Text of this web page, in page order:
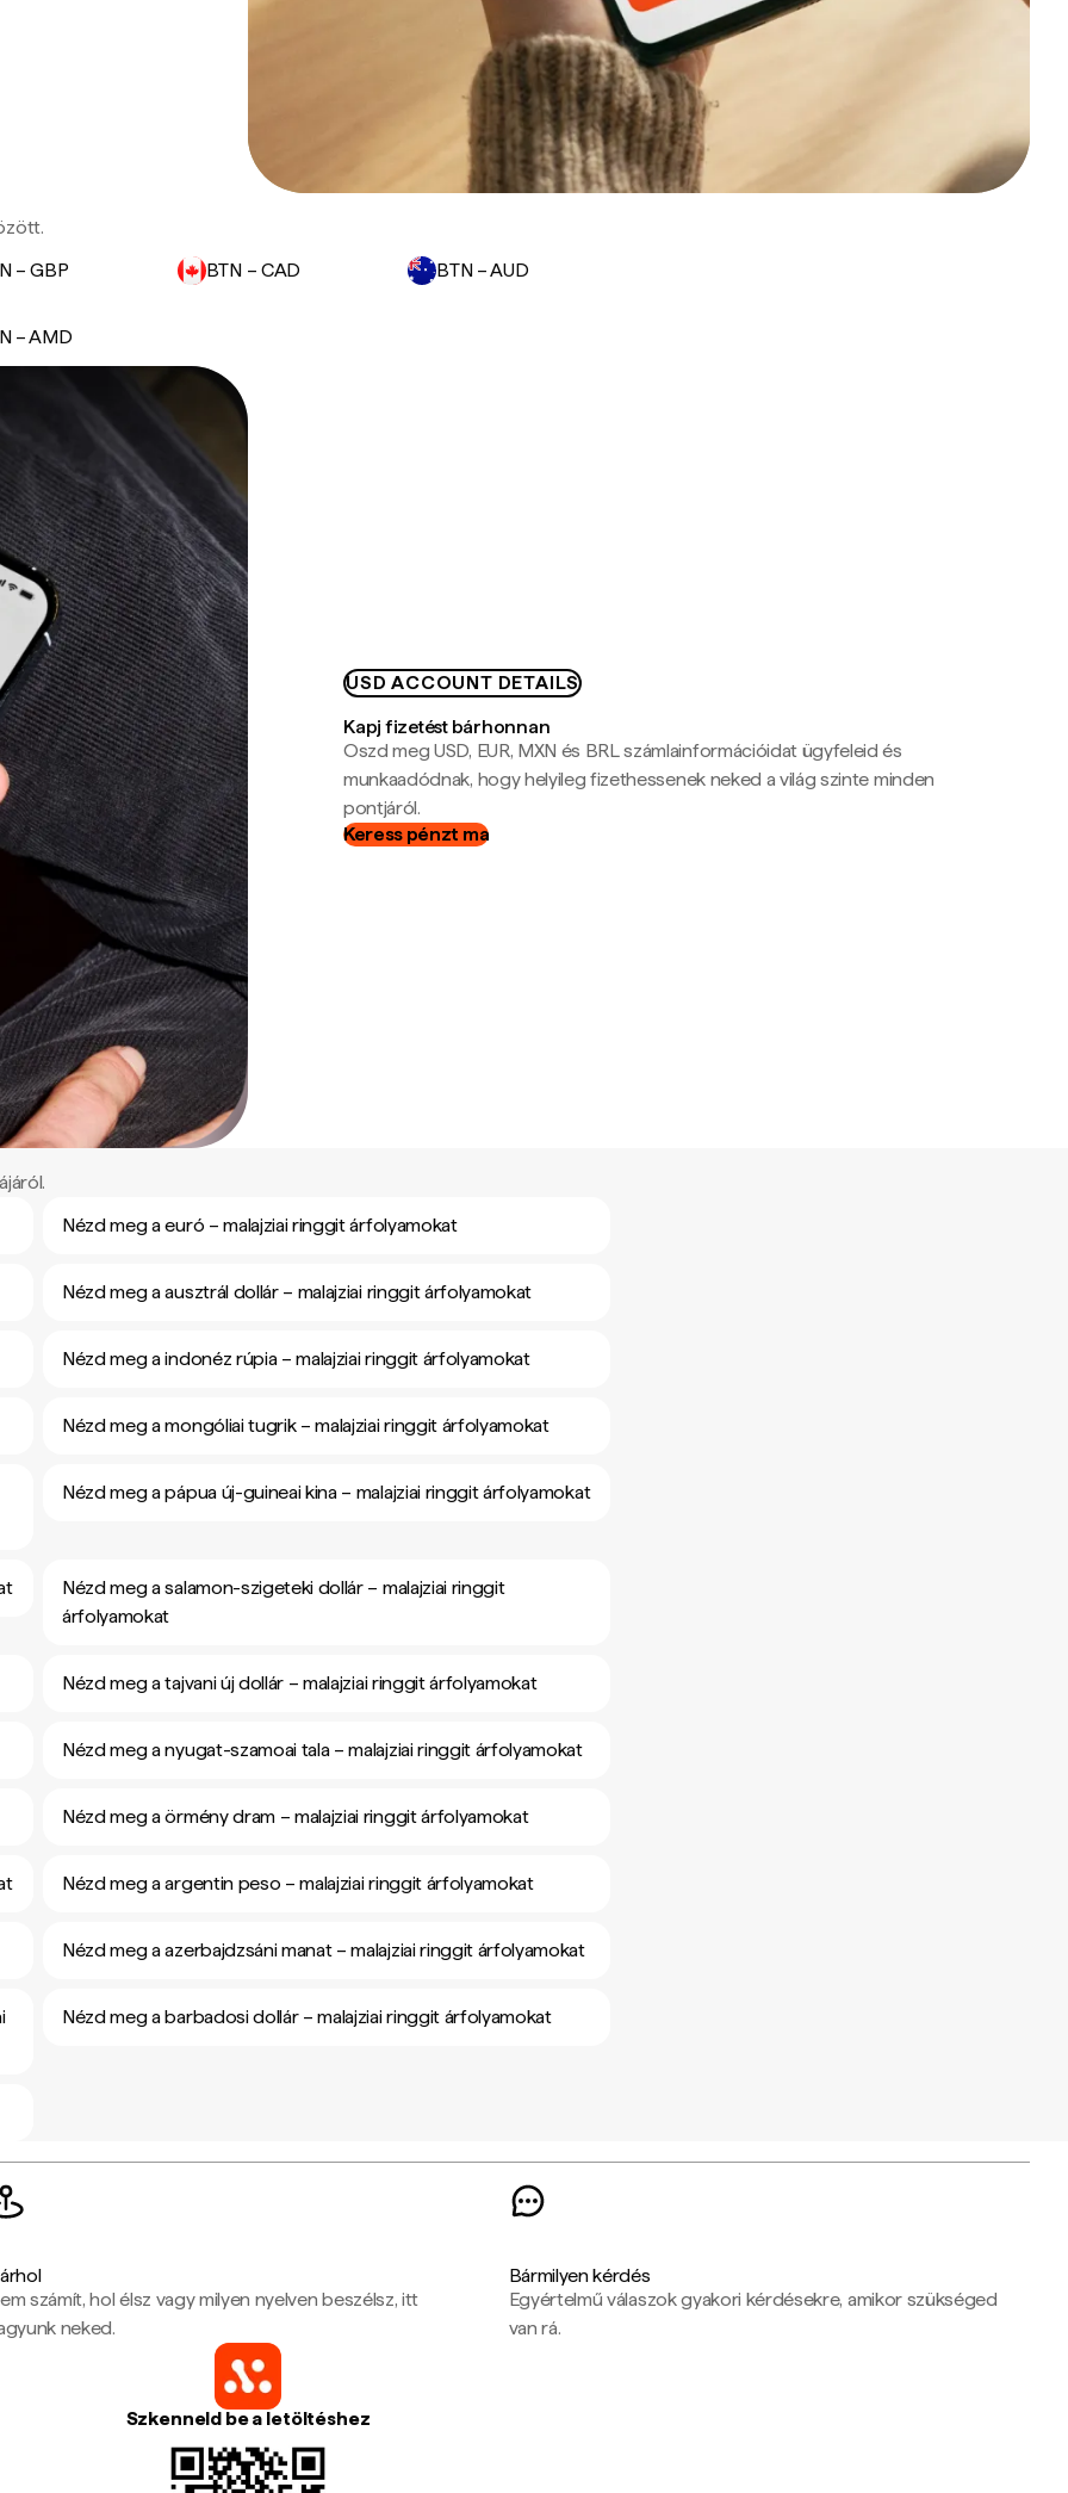
– GBP
BTN – CAD BTN – AUD
– AMD
USD ACCOUNT DETAILS
Kapj fizetést bárhonnan
Oszd meg USD, EUR, MXN és BRL számlainformációidat ügyfeleid és
munkaadódnak, hogy helyileg fizethessenek neked a világ szinte minden
pontjáról.
Keress pénzt ma
Nézd meg a euró – malajziai ringgit árfolyamokat
Nézd meg a ausztrál dollár – malajziai ringgit árfolyamokat
Nézd meg a indonéz rúpia – malajziai ringgit árfolyamokat
Nézd meg a mongóliai tugrik – malajziai ringgit árfolyamokat
Nézd meg a pápua új-guineai kina – malajziai ringgit árfolyamokat
Nézd meg a salamon-szigeteki dollár – malajziai ringgit
árfolyamokat
Nézd meg a tajvani új dollár – malajziai ringgit árfolyamokat
Nézd meg a nyugat-szamoai tala – malajziai ringgit árfolyamokat
Nézd meg a örmény dram – malajziai ringgit árfolyamokat
Nézd meg a argentin peso – malajziai ringgit árfolyamokat
Nézd meg a azerbajdzsáni manat – malajziai ringgit árfolyamokat
Nézd meg a barbadosi dollár – malajziai ringgit árfolyamokat
számít, hol élsz vagy milyen nyelven beszélsz, itt
neked.
Bármilyen kérdés
Egyértelmű válaszok gyakori kérdésekre, amikor szükséged
van rá.
Szkenneld be a letöltéshez